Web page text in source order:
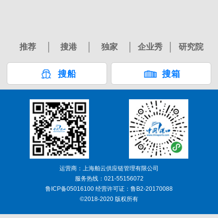
推荐 搜港 独家 企业秀 研究院
搜船 搜箱
运营商：上海舶云供应链管理有限公司
服务热线：021-55156072
鲁ICP备05016100 经营许可证：鲁B2-20170088
©2018-2020 版权所有